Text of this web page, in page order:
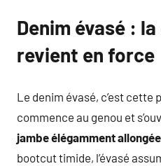
Denim évasé :
revient en force
Le denim évasé, c’est cette
commence au genou et
jambe élégamment allongée
bootcut timide, l’évasé